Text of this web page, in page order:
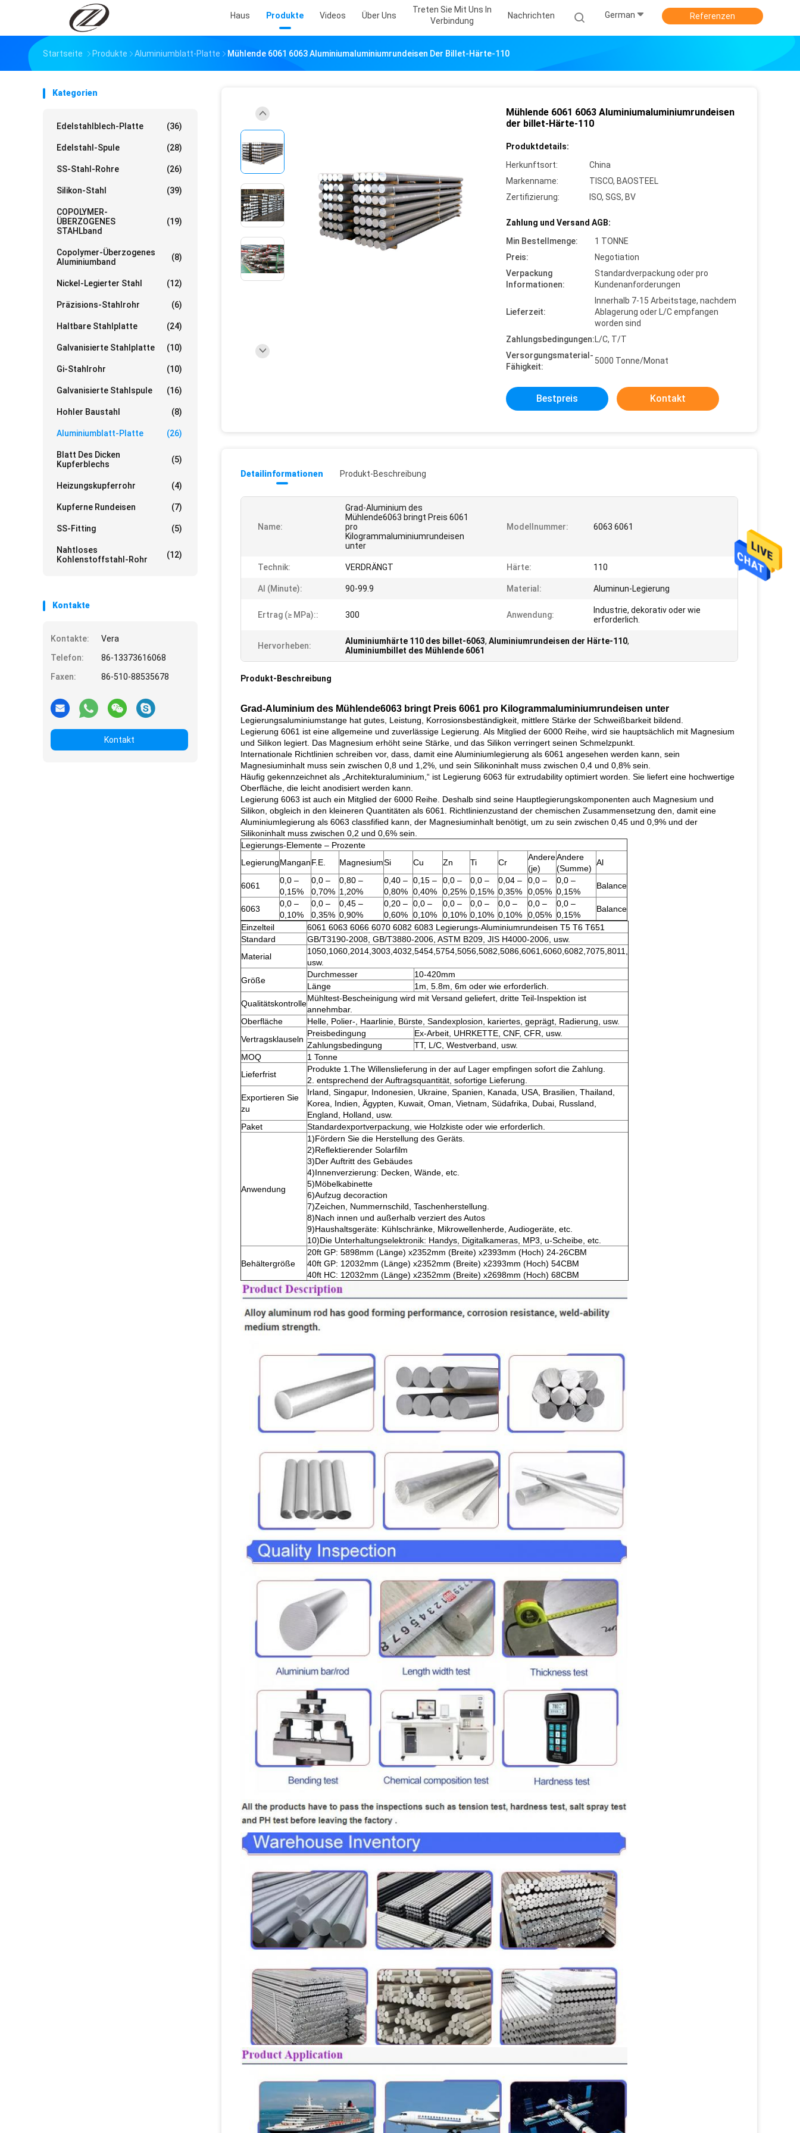
Haus Produkte Videos Über Uns
Treten Sie Mit Uns In
Verbindung
Nachrichten German Referenzen
Startseite Produkte Aluminiumblatt-Platte Mühlende 6061 6063 Aluminiumaluminiumrundeisen Der Billet-Härte-110
Kategorien
Edelstahlblech-Platte (36)
Edelstahl-Spule (28)
SS-Stahl-Rohre (26)
Silikon-Stahl (39)
COPOLYMER-
ÜBERZOGENES
STAHLband
(19)
Copolymer-Überzogenes
Aluminiumband
(8)
Nickel-Legierter Stahl (12)
Präzisions-Stahlrohr (6)
Haltbare Stahlplatte (24)
Galvanisierte Stahlplatte (10)
Gi-Stahlrohr (10)
Galvanisierte Stahlspule (16)
Hohler Baustahl (8)
Aluminiumblatt-Platte (26)
Blatt Des Dicken
Kupferblechs
(5)
Heizungskupferrohr (4)
Kupferne Rundeisen (7)
SS-Fitting (5)
Nahtloses
Kohlenstoffstahl-Rohr
(12)
Kontakte
Kontakte:
Vera
Telefon:
86-13373616068
Faxen:
86-510-88535678
Kontakt
Mühlende 6061 6063 Aluminiumaluminiumrundeisen
der billet-Härte-110
Produktdetails:
Herkunftsort:
China
Markenname:
TISCO, BAOSTEEL
Zertifizierung:
ISO, SGS, BV
Zahlung und Versand AGB:
Min Bestellmenge:
1 TONNE
Preis:
Negotiation
Verpackung
Informationen:
Standardverpackung oder pro
Kundenanforderungen
Lieferzeit:
Innerhalb 7-15 Arbeitstage, nachdem
Ablagerung oder L/C empfangen
worden sind
Zahlungsbedingungen:L/C, T/T
Versorgungsmaterial-
Fähigkeit:
5000 Tonne/Monat
Bestpreis Kontakt
Detailinformationen Produkt-Beschreibung
Name:
Grad-Aluminium des
Mühlende6063 bringt Preis 6061
pro
Kilogrammaluminiumrundeisen
unter
Modellnummer: 6063 6061
Technik: VERDRÄNGT Härte: 110
Al (Minute): 90-99.9 Material: Aluminun-Legierung
Ertrag (≥ MPa):: 300 Anwendung:
Industrie, dekorativ oder wie
erforderlich.
Hervorheben: Aluminiumhärte 110 des billet-6063, Aluminiumrundeisen der Härte-110,
Aluminiumbillet des Mühlende 6061
Produkt-Beschreibung
Grad-Aluminium des Mühlende6063 bringt Preis 6061 pro Kilogrammaluminiumrundeisen unter
Legierungsaluminiumstange hat gutes, Leistung, Korrosionsbeständigkeit, mittlere Stärke der Schweißbarkeit bildend.
Legierung 6061 ist eine allgemeine und zuverlässige Legierung. Als Mitglied der 6000 Reihe, wird sie hauptsächlich mit Magnesium
und Silikon legiert. Das Magnesium erhöht seine Stärke, und das Silikon verringert seinen Schmelzpunkt.
Internationale Richtlinien schreiben vor, dass, damit eine Aluminiumlegierung als 6061 angesehen werden kann, sein
Magnesiuminhalt muss sein zwischen 0,8 und 1,2%, und sein Silikoninhalt muss zwischen 0,4 und 0,8% sein.
Häufig gekennzeichnet als „Architekturaluminium,“ ist Legierung 6063 für extrudability optimiert worden. Sie liefert eine hochwertige
Oberfläche, die leicht anodisiert werden kann.
Legierung 6063 ist auch ein Mitglied der 6000 Reihe. Deshalb sind seine Hauptlegierungskomponenten auch Magnesium und
Silikon, obgleich in den kleineren Quantitäten als 6061. Richtlinienzustand der chemischen Zusammensetzung den, damit eine
Aluminiumlegierung als 6063 classfified kann, der Magnesiuminhalt benötigt, um zu sein zwischen 0,45 und 0,9% und der
Silikoninhalt muss zwischen 0,2 und 0,6% sein.
Legierungs-Elemente – Prozente
LegierungManganF.E. MagnesiumSi Cu Zn Ti Cr
Andere
(je)
Andere
(Summe)
Al
6061
0,0 –
0,15%
0,0 –
0,70%
0,80 –
1,20%
0,40 –
0,80%
0,15 –
0,40%
0,0 –
0,25%
0,0 –
0,15%
0,04 –
0,35%
0,0 –
0,05%
0,0 –
0,15%
Balance
6063
0,0 –
0,10%
0,0 –
0,35%
0,45 –
0,90%
0,20 –
0,60%
0,0 –
0,10%
0,0 –
0,10%
0,0 –
0,10%
0,0 –
0,10%
0,0 –
0,05%
0,0 –
0,15%
Balance
Einzelteil
6061 6063 6066 6070 6082 6083 Legierungs-Aluminiumrundeisen T5 T6 T651
Standard
GB/T3190-2008, GB/T3880-2006, ASTM B209, JIS H4000-2006, usw.
Material
1050,1060,2014,3003,4032,5454,5754,5056,5082,5086,6061,6060,6082,7075,8011,
usw.
Größe
Durchmesser
10-420mm
Länge
1m, 5.8m, 6m oder wie erforderlich.
Qualitätskontrolle
Mühltest-Bescheinigung wird mit Versand geliefert, dritte Teil-Inspektion ist
annehmbar.
Oberfläche
Helle, Polier-, Haarlinie, Bürste, Sandexplosion, kariertes, geprägt, Radierung, usw.
Vertragsklauseln
Preisbedingung
Ex-Arbeit, UHRKETTE, CNF, CFR, usw.
Zahlungsbedingung
TT, L/C, Westverband, usw.
MOQ
1 Tonne
Lieferfrist
Produkte 1.The Willenslieferung in der auf Lager empfingen sofort die Zahlung.
2. entsprechend der Auftragsquantität, sofortige Lieferung.
Exportieren Sie
zu
Irland, Singapur, Indonesien, Ukraine, Spanien, Kanada, USA, Brasilien, Thailand,
Korea, Indien, Ägypten, Kuwait, Oman, Vietnam, Südafrika, Dubai, Russland,
England, Holland, usw.
Paket
Standardexportverpackung, wie Holzkiste oder wie erforderlich.
Anwendung
1)Fördern Sie die Herstellung des Geräts.
2)Reflektierender Solarfilm
3)Der Auftritt des Gebäudes
4)Innenverzierung: Decken, Wände, etc.
5)Möbelkabinette
6)Aufzug decoraction
7)Zeichen, Nummernschild, Taschenherstellung.
8)Nach innen und außerhalb verziert des Autos
9)Haushaltsgeräte: Kühlschränke, Mikrowellenherde, Audiogeräte, etc.
10)Die Unterhaltungselektronik: Handys, Digitalkameras, MP3, u-Scheibe, etc.
Behältergröße
20ft GP: 5898mm (Länge) x2352mm (Breite) x2393mm (Hoch) 24-26CBM
40ft GP: 12032mm (Länge) x2352mm (Breite) x2393mm (Hoch) 54CBM
40ft HC: 12032mm (Länge) x2352mm (Breite) x2698mm (Hoch) 68CBM